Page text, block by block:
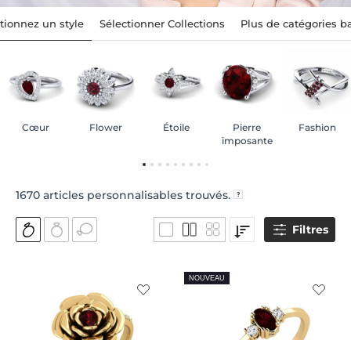
un style Sélectionner Collections Plus de catégories
Cœur Flower Étoile
Pierre
imposante
Fashion
1670 articles personnalisables trouvés.
Filtres
NOUVEAU